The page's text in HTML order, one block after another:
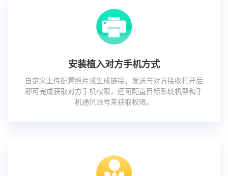
安装植入对方手机方式
自定义上传配置照片或生成链接，发送与对方接收打开后
即可完成获取对方手机权限，还可配置目标系统机型和手
机通讯账号来获取权限。